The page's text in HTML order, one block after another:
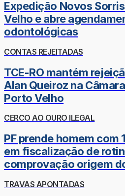
Expedição Novos
Velho e abre
odontológicas
CONTAS REJEITADAS
TCE-RO mantém
Alan Queiroz na
Porto Velho
CERCO AO OURO ILEGAL
PF prende homem com
em fiscalização de
comprovação origem
TRAVAS APONTADAS